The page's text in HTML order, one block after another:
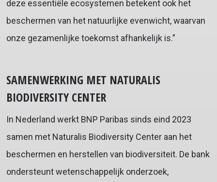
deze essentiële ecosystemen betekent ook het
beschermen van het natuurlijke evenwicht, waarvan
onze gezamenlijke toekomst afhankelijk is.”
SAMENWERKING MET NATURALIS
BIODIVERSITY CENTER
In Nederland werkt BNP Paribas sinds eind 2023
samen met Naturalis Biodiversity Center aan het
beschermen en herstellen van biodiversiteit. De bank
ondersteunt wetenschappelijk onderzoek,